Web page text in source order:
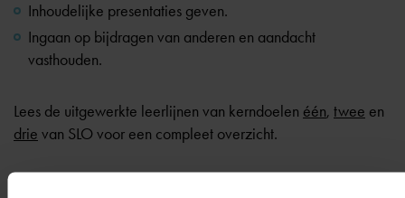
Inhoudelijke presentaties geven.
Ingaan op bijdragen van anderen en aandacht
vasthouden.
Lees de uitgewerkte leerlijnen van kerndoelen één, twee en
drie van SLO voor een compleet overzicht.